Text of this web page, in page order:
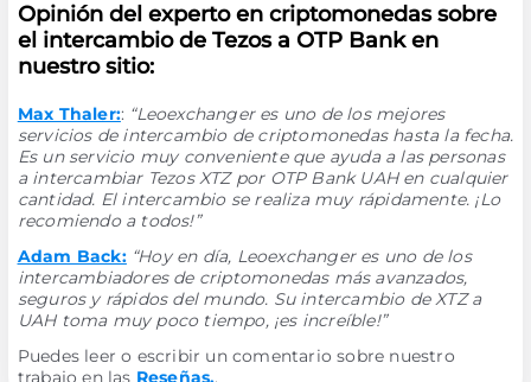
Opinión del experto en criptomonedas sobre
el intercambio de Tezos a OTP Bank en
nuestro sitio:
Max Thaler:: “Leoexchanger es uno de los mejores
servicios de intercambio de criptomonedas hasta la fecha.
Es un servicio muy conveniente que ayuda a las personas
a intercambiar Tezos XTZ por OTP Bank UAH en cualquier
cantidad. El intercambio se realiza muy rápidamente. ¡Lo
recomiendo a todos!”
Adam Back: “Hoy en día, Leoexchanger es uno de los
intercambiadores de criptomonedas más avanzados,
seguros y rápidos del mundo. Su intercambio de XTZ a
UAH toma muy poco tiempo, ¡es increíble!”
Puedes leer o escribir un comentario sobre nuestro
trabajo en las Reseñas..